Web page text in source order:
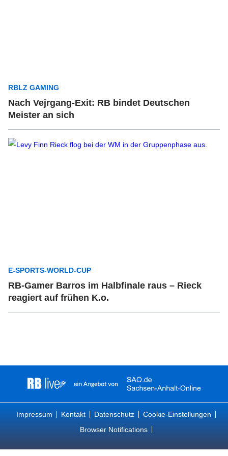
RBLZ GAMING
Nach Vejrgang-Exit: RB bindet Deutschen
Meister an sich
E-SPORTS-WORLD-CUP
RB-Gamer Barros im Halbfinale raus – Rieck
reagiert auf frühen K.o.
Impressum Kontakt Datenschutz
Cookie-Einstellungen
Browser Notifications